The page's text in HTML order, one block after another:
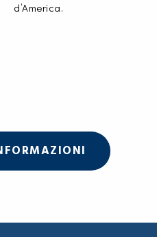
d’America.